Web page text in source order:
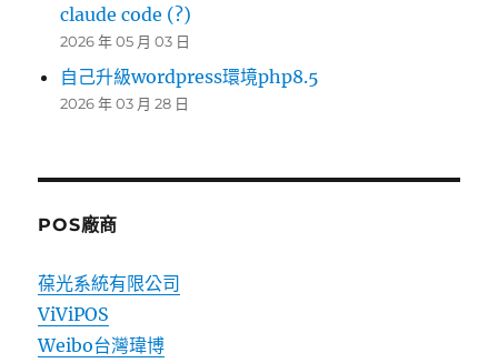
claude code (?)
2026 年 05 月 03 日
自己升級wordpress環境php8.5
2026 年 03 月 28 日
POS廠商
葆光系統有限公司
ViViPOS
Weibo台灣瑋博